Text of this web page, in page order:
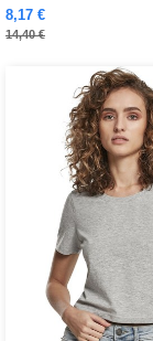
8,17 €
14,40 €